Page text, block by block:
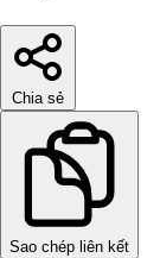
Chia sẻ
Sao chép liên kết